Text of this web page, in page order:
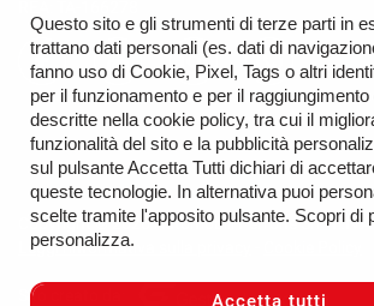
Copyright © 2026 Automobili Perrone Srl - P.IVA
Leggi l'informativa sulla privacy
Sito creato da:
Questo sito e gli strumenti di terze parti in
trattano dati personali (es. dati di
fanno uso di Cookie, Pixel, Tags o altri
per il funzionamento e per il raggiungimento
descritte nella cookie policy, tra cui il
funzionalità del sito e la pubblicità
sul pulsante Accetta Tutti dichiari di
queste tecnologie. In alternativa puoi
scelte tramite l'apposito pulsante. Scopri di
personalizza.
Accetta tutti